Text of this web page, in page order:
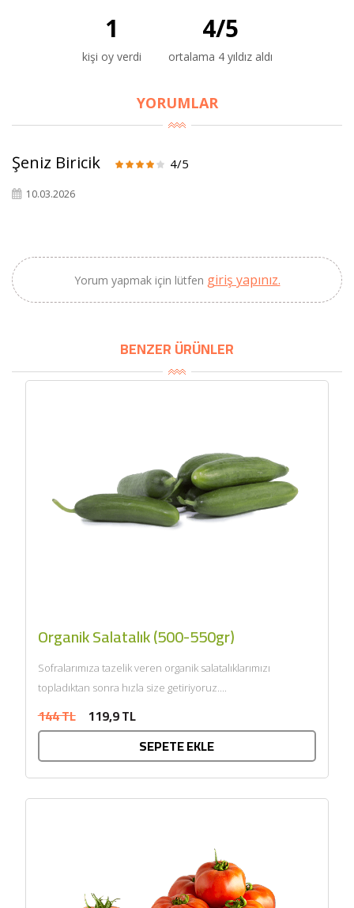
1
kişi oy verdi
4/5
ortalama 4 yıldız aldı
YORUMLAR
Şeniz Biricik 4/5
10.03.2026
Yorum yapmak için lütfen giriş yapınız.
BENZER ÜRÜNLER
Organik Salatalık (500-550gr)
Sofralarımıza tazelik veren organik salatalıklarımızı
topladıktan sonra hızla size getiriyoruz....
144 TL 119,9 TL
SEPETE EKLE
BU HAFTANIN PLANLI İNDİRİMİ
2690,00 TL
2071,30 TL
Zeytinyağı (5lt, Soğuk
SEPETE EKLE